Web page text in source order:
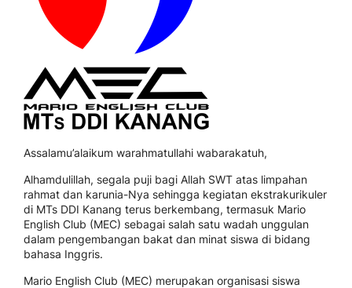
Assalamu’alaikum warahmatullahi wabarakatuh,
Alhamdulillah, segala puji bagi Allah SWT atas limpahan
rahmat dan karunia-Nya sehingga kegiatan ekstrakurikuler
di MTs DDI Kanang terus berkembang, termasuk Mario
English Club (MEC) sebagai salah satu wadah unggulan
dalam pengembangan bakat dan minat siswa di bidang
bahasa Inggris.
Mario English Club (MEC) merupakan organisasi siswa